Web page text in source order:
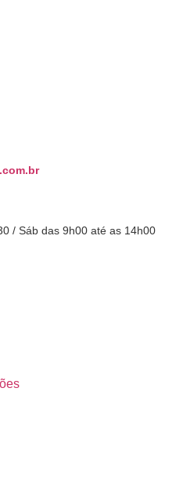
/ Sáb das 9h00 até as 14h00